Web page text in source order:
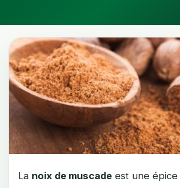
La noix de muscade est une épice